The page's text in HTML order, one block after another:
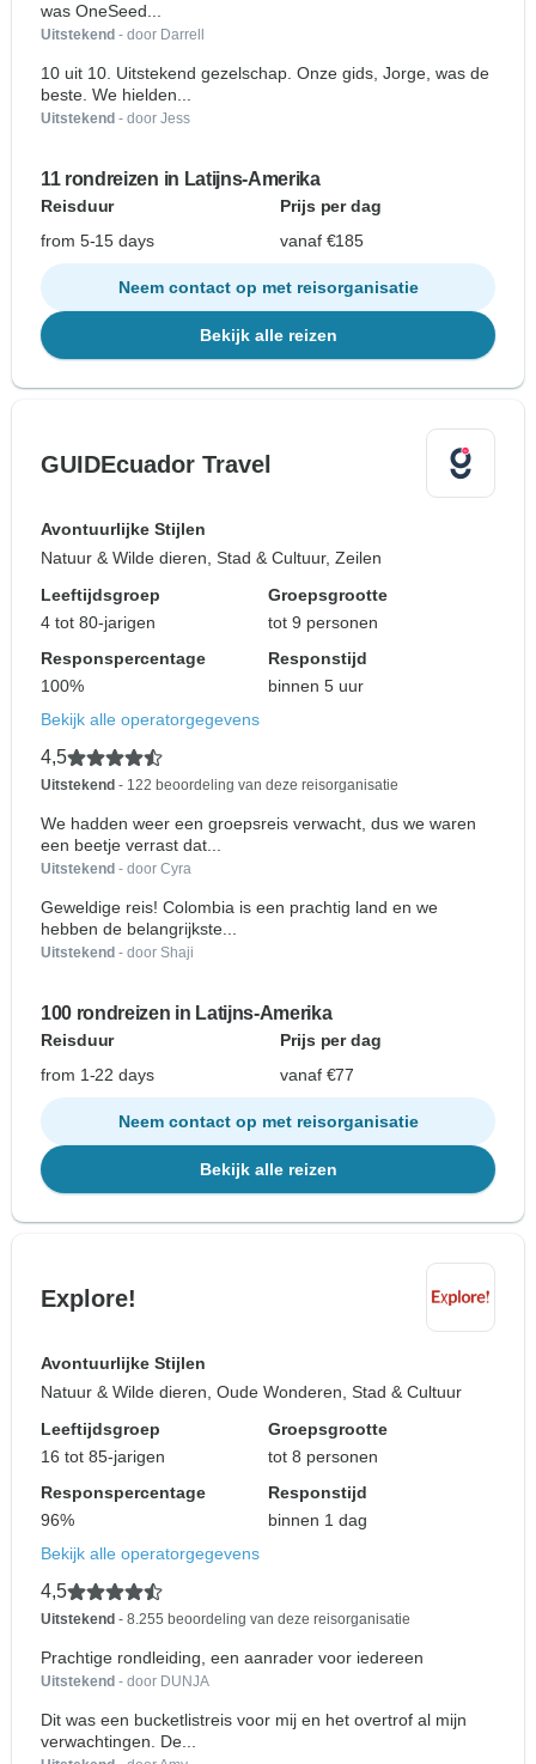
was OneSeed...
Uitstekend - door Darrell
10 uit 10. Uitstekend gezelschap. Onze gids, Jorge, was de
beste. We hielden...
Uitstekend - door Jess
11 rondreizen in Latijns-Amerika
Reisduur
Prijs per dag
from 5-15 days
vanaf €185
Neem contact op met reisorganisatie
Bekijk alle reizen
GUIDEcuador Travel
Avontuurlijke Stijlen
Natuur & Wilde dieren, Stad & Cultuur, Zeilen
Leeftijdsgroep
4 tot 80-jarigen
Groepsgrootte
tot 9 personen
Responspercentage
100%
Responstijd
binnen 5 uur
Bekijk alle operatorgegevens
4,5
Uitstekend - 122 beoordeling van deze reisorganisatie
We hadden weer een groepsreis verwacht, dus we waren
een beetje verrast dat...
Uitstekend - door Cyra
Geweldige reis! Colombia is een prachtig land en we
hebben de belangrijkste...
Uitstekend - door Shaji
100 rondreizen in Latijns-Amerika
Reisduur
Prijs per dag
from 1-22 days
vanaf €77
Neem contact op met reisorganisatie
Bekijk alle reizen
Explore!
Avontuurlijke Stijlen
Natuur & Wilde dieren, Oude Wonderen, Stad & Cultuur
Leeftijdsgroep
16 tot 85-jarigen
Groepsgrootte
tot 8 personen
Responspercentage
96%
Responstijd
binnen 1 dag
Bekijk alle operatorgegevens
4,5
Uitstekend - 8.255 beoordeling van deze reisorganisatie
Prachtige rondleiding, een aanrader voor iedereen
Uitstekend - door DUNJA
Dit was een bucketlistreis voor mij en het overtrof al mijn
verwachtingen. De...